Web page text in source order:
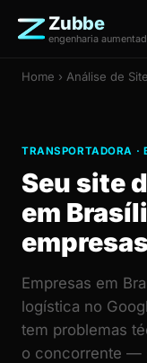
Zubbe
engenharia
Home › Análise de
TRANSPORTADORA ·
Seu site
em
Empresas em
logística no
tem problemas
o concorrente —